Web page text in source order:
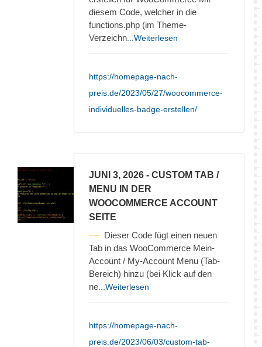
diesem Code, welcher in die
functions.php (im Theme-
Verzeichn ...Weiterlesen
https://homepage-nach-
preis.de/2023/05/27/woocommerce-
individuelles-badge-erstellen/
JUNI 3, 2026 - CUSTOM TAB /
MENU IN DER
WOOCOMMERCE ACCOUNT
SEITE
Dieser Code fügt einen neuen
Tab in das WooCommerce Mein-
Account / My-Account Menu (Tab-
Bereich) hinzu (bei Klick auf den
ne ...Weiterlesen
https://homepage-nach-
preis.de/2023/06/03/custom-tab-